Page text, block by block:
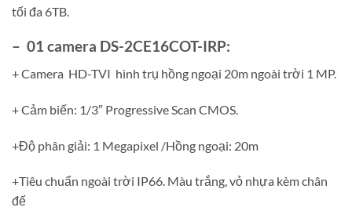
tối đa 6TB.
– 01 camera DS-2CE16COT-IRP:
+ Camera HD-TVI hình trụ hồng ngoại 20m ngoài trời 1 MP.
+ Cảm biến: 1/3″ Progressive Scan CMOS.
+Độ phân giải: 1 Megapixel /Hồng ngoại: 20m
+Tiêu chuẩn ngoài trời IP66. Màu trắng, vỏ nhựa kèm chân
đế